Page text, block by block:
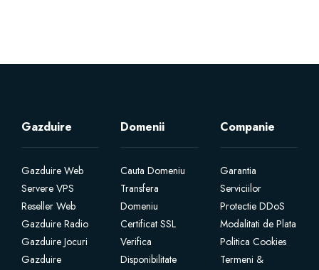
Licente WHMCS
Licente cPanel WHM / WHMSonic
Licente WHMXtra
Gazduire
Gazduire Web
Servere VPS
Reseller Web
Gazduire Radio
Gazduire Jocuri
Gazduire
Domenii
Cauta Domeniu
Transfera
Domeniu
Certificat SSL
Verifica
Disponibilitate
Companie
Garantia
Serviciilor
Protectie DDoS
Modalitati de Plata
Politica Cookies
Termeni &